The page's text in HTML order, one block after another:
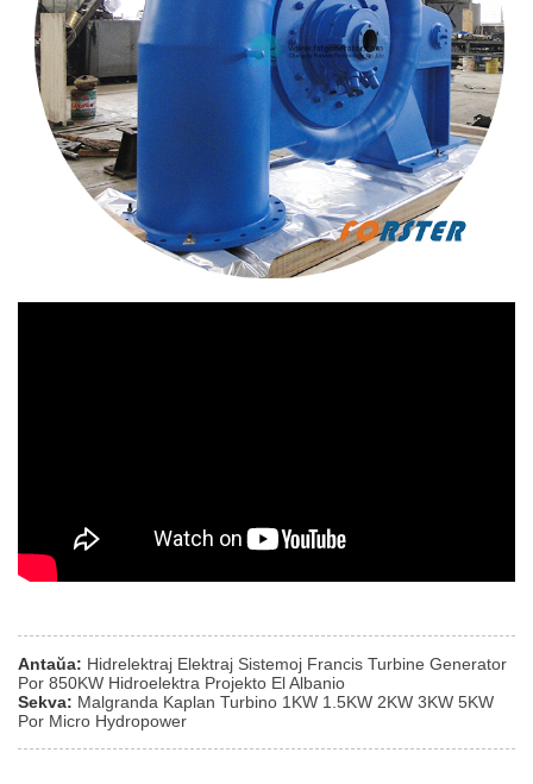
Antaŭa: Hidrelektraj Elektraj Sistemoj Francis Turbine Generator
Por 850KW Hidroelektra Projekto El Albanio
Sekva: Malgranda Kaplan Turbino 1KW 1.5KW 2KW 3KW 5KW
Por Micro Hydropower